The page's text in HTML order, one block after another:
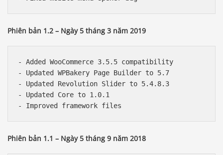
Phiên bản 1.2 – Ngày 5 tháng 3 năm 2019
- Added WooCommerce 3.5.5 compatibility
- Updated WPBakery Page Builder to 5.7
- Updated Revolution Slider to 5.4.8.3
- Updated Core to 1.0.1
Phiên bản 1.1 – Ngày 5 tháng 9 năm 2018